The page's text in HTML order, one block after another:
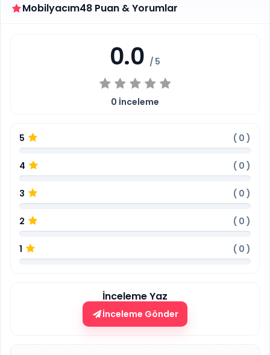
Mobilyacım48 Puan & Yorumlar
0.0 / 5
0 İnceleme
5 ( 0 )
4 ( 0 )
3 ( 0 )
2 ( 0 )
1 ( 0 )
İnceleme Yaz
İnceleme Gönder